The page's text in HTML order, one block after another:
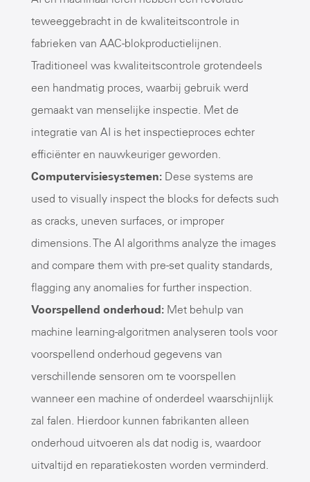
teweeggebracht in de kwaliteitscontrole in
fabrieken van AAC-blokproductielijnen.
Traditioneel was kwaliteitscontrole grotendeels
een handmatig proces, waarbij gebruik werd
gemaakt van menselijke inspectie. Met de
integratie van AI is het inspectieproces echter
efficiënter en nauwkeuriger geworden.
Computervisiesystemen: Dese systems are
used to visually inspect the blocks for defects such
as cracks, uneven surfaces, or improper
dimensions. The AI algorithms analyze the images
and compare them with pre-set quality standards,
flagging any anomalies for further inspection.
Voorspellend onderhoud: Met behulp van
machine learning-algoritmen analyseren tools voor
voorspellend onderhoud gegevens van
verschillende sensoren om te voorspellen
wanneer een machine of onderdeel waarschijnlijk
zal falen. Hierdoor kunnen fabrikanten alleen
onderhoud uitvoeren als dat nodig is, waardoor
uitvaltijd en reparatiekosten worden verminderd.